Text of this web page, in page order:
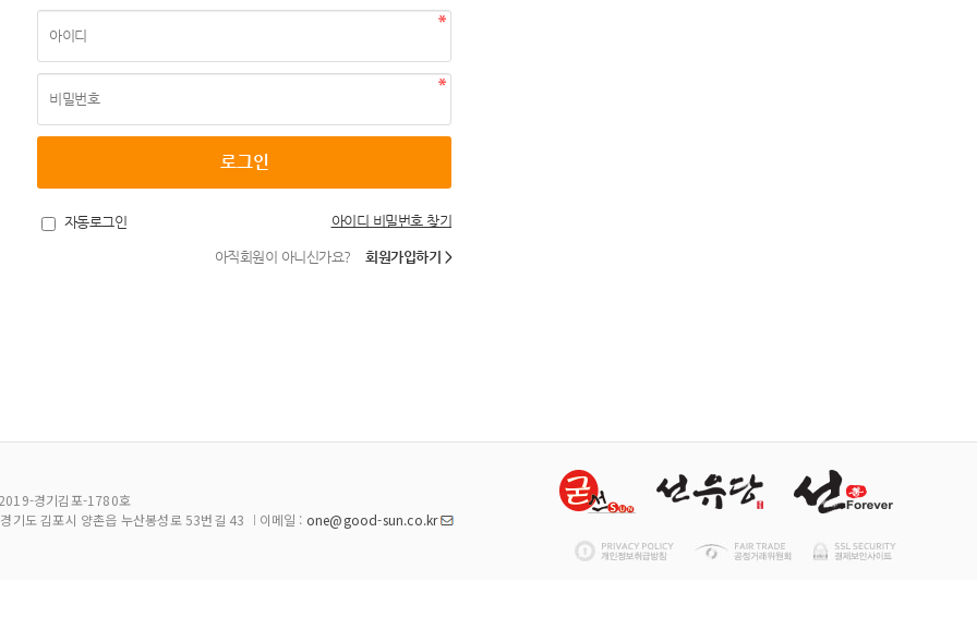
자동로그인 아이디 비밀번호 찾기
아직회원이 아니신가요? 회원가입하기 >
경기김포-1780호
경기도 김포시 양촌읍 누산봉성로 53번길 43 이메일 : one@good-sun.co.kr